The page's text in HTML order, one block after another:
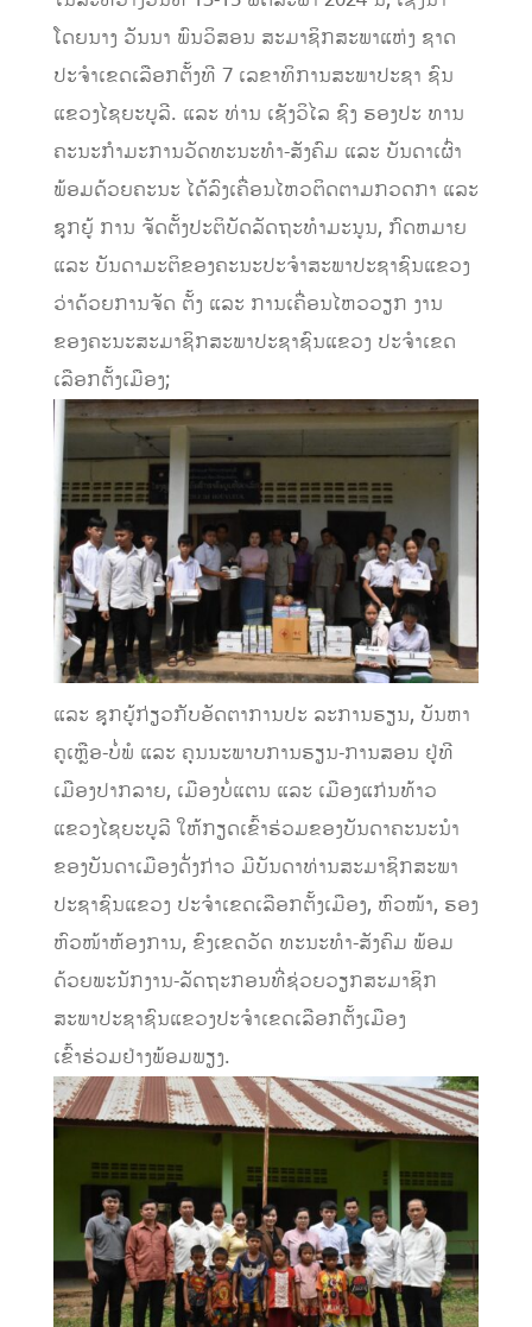
ໂດຍນາງ ວັນນາ ພົນວິສອນ ສະມາຊິກສະພາແຫ່ງ ຊາດ
ປະຈໍາເຂດເລືອກຕັ້ງທີ 7 ເລຂາທິການສະພາປະຊາ ຊົນ
ແຂວງໄຊຍະບູລີ. ແລະ ທ່ານ ເຊັງວິໄລ ຊົງ ຮອງປະ ທານ
ຄະນະກໍາມະການວັດທະນະທໍາ-ສັງຄົມ ແລະ ບັນດາເຜົ່າ
ພ້ອມດ້ວຍຄະນະ ໄດ້ລົງເຄື່ອນໄຫວຕິດຕາມກວດກາ ແລະ
ຊຸກຍູ້ ການ ຈັດຕັ້ງປະຕິບັດລັດຖະທໍາມະນູນ, ກົດຫມາຍ
ແລະ ບັນດາມະຕິຂອງຄະນະປະຈໍາສະພາປະຊາຊົນແຂວງ
ວ່າດ້ວຍການຈັດ ຕັ້ງ ແລະ ການເຄື່ອນໄຫວວຽກ ງານ
ຂອງຄະນະສະມາຊິກສະພາປະຊາຊົນແຂວງ ປະຈໍາເຂດ
ເລືອກຕັ້ງເມືອງ;
ແລະ ຊຸກຍູ້ກ່ຽວກັບອັດຕາການປະ ລະການຮຽນ, ບັນຫາ
ຄູເຫຼືອ-ບໍ່ພໍ ແລະ ຄຸນນະພາບການຮຽນ-ການສອນ ຢູ່ທີ
ເມືອງປາກລາຍ, ເມືອງບໍ່ແຕນ ແລະ ເມືອງແກ່ນທ້າວ
ແຂວງໄຊຍະບູລີ ໃຫ້ກຽດເຂົ້າຮ່ວມຂອງບັນດາຄະນະນໍາ
ຂອງບັນດາເມືອງດັ່ງກ່າວ ມີບັນດາທ່ານສະມາຊິກສະພາ
ປະຊາຊົນແຂວງ ປະຈຳເຂດເລືອກຕັ້ງເມືອງ, ຫົວໜ້າ, ຮອງ
ຫົວໜ້າຫ້ອງການ, ຂົງເຂດວັດ ທະນະທຳ-ສັງຄົມ ພ້ອມ
ດ້ວຍພະນັກງານ-ລັດຖະກອນທີ່ຊ່ວຍວຽກສະມາຊິກ
ສະພາປະຊາຊົນແຂວງປະຈຳເຂດເລືອກຕັ້ງເມືອງ
ເຂົ້າຮ່ວມຢ່າງພ້ອມພຽງ.